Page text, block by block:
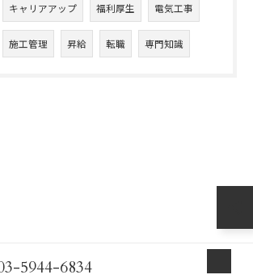
キャリアアップ 福利厚生 電気工事
施工管理 昇給 転職 専門知識
5944-6834